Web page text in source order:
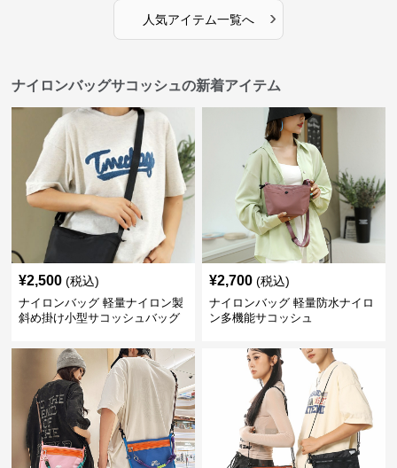
人気アイテム一覧へ ›
ナイロンバッグサコッシュの新着アイテム
¥2,500 (税込)
ナイロンバッグ 軽量ナイロン製
斜め掛け小型サコッシュバッグ
¥2,700 (税込)
ナイロンバッグ 軽量防水ナイロ
ン多機能サコッシュ